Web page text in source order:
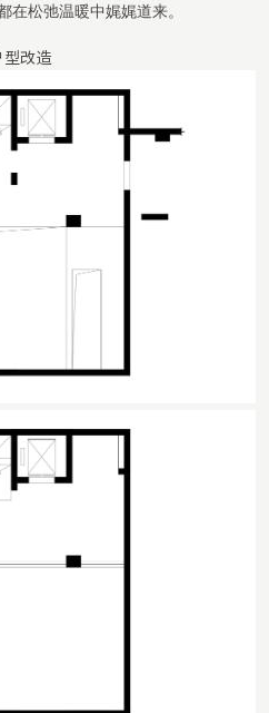
在松弛温暖中娓娓道来。
型改造